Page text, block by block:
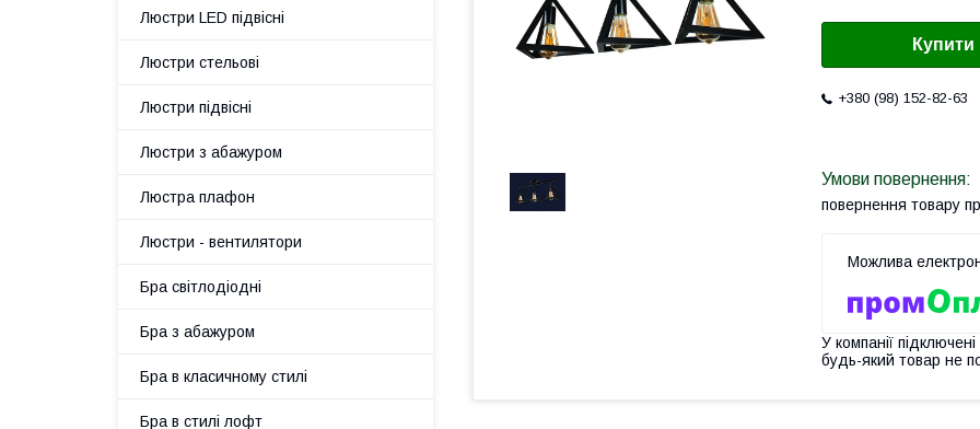
Купити
+380 (98) 152-82-63
повернення товару
У компанії
будь-який товар не
Люстри LED підвісні
Люстри стельові
Люстри підвісні
Люстри з абажуром
Люстра плафон
Люстри - вентилятори
Бра світлодіодні
Бра з абажуром
Бра в класичному стилі
Бра в стилі лофт